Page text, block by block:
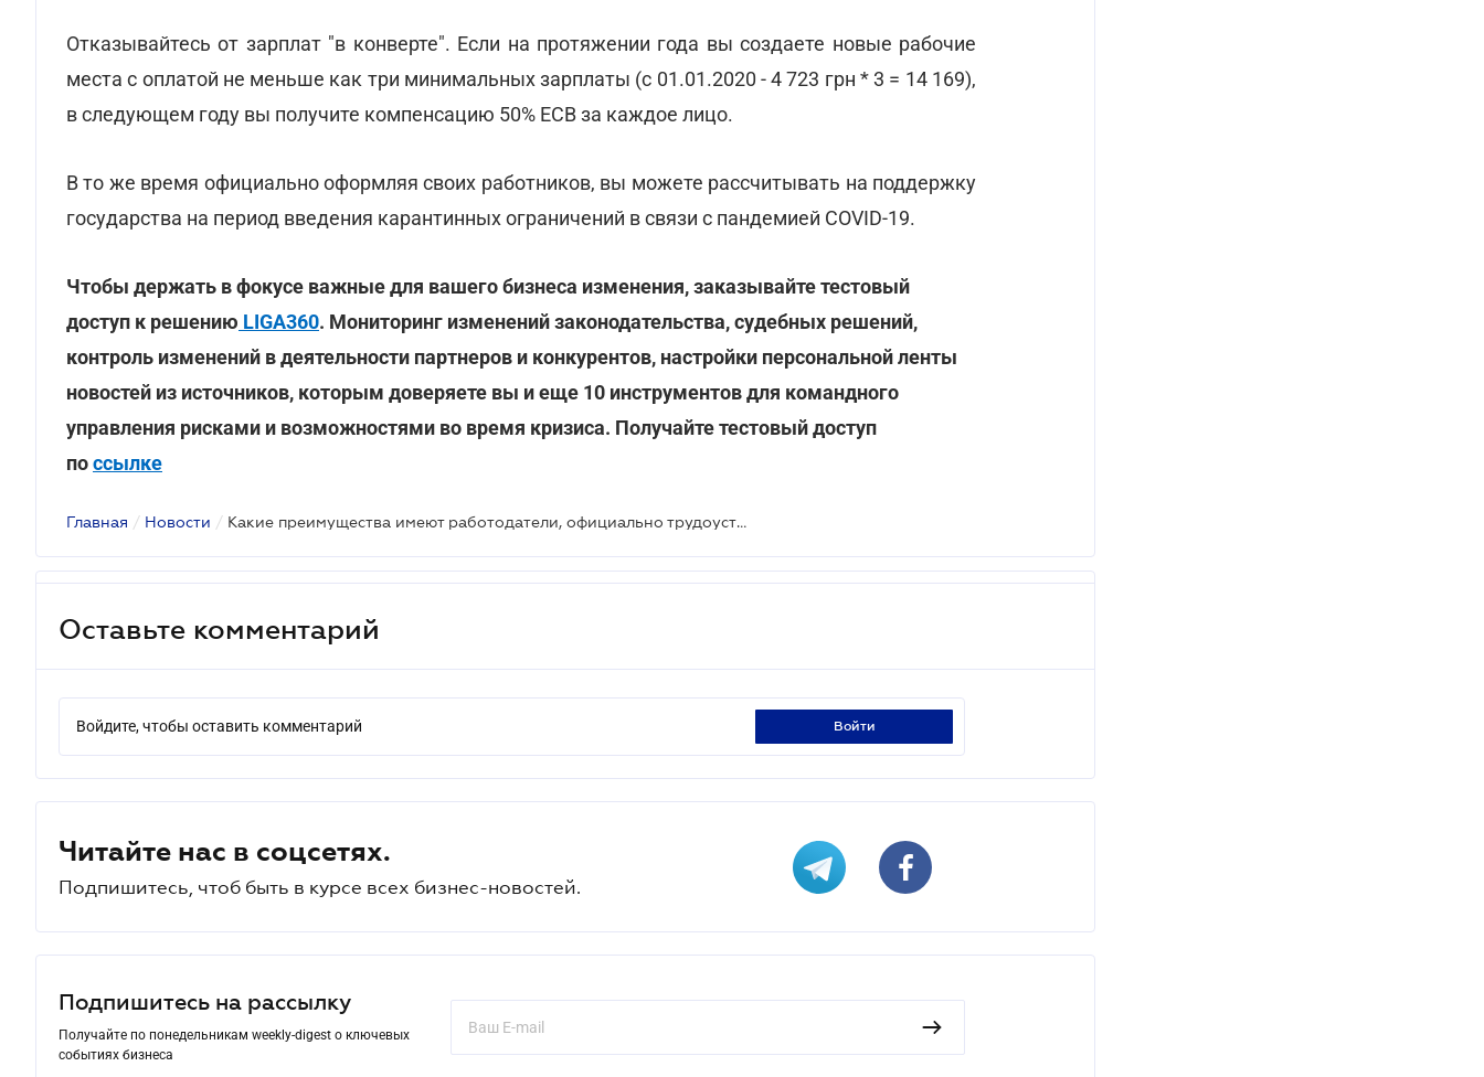
Отказывайтесь от зарплат "в конверте". Если на протяжении года вы создаете новые рабочие
места с оплатой не меньше как три минимальных зарплаты (с 01.01.2020 - 4 723 грн * 3 = 14 169),
в следующем году вы получите компенсацию 50% ЕСВ за каждое лицо.
В то же время официально оформляя своих работников, вы можете рассчитывать на поддержку
государства на период введения карантинных ограничений в связи с пандемией COVID-19.
Чтобы держать в фокусе важные для вашего бизнеса изменения, заказывайте тестовый
доступ к решению LIGA360. Мониторинг изменений законодательства, судебных решений,
контроль изменений в деятельности партнеров и конкурентов, настройки персональной ленты
новостей из источников, которым доверяете вы и еще 10 инструментов для командного
управления рисками и возможностями во время кризиса. Получайте тестовый доступ
поссылке
Главная / Новости / Какие преимущества имеют работодатели, официально трудоустраивающие сотрудников
Оставьте комментарий
Войдите, чтобы оставить комментарий войти
Читайте нас в соцсетях.
Подпишитесь, чтоб быть в курсе всех бизнес-новостей.
Подпишитесь на рассылку
Получайте по понедельникам weekly-digest о ключевых
событиях бизнеса